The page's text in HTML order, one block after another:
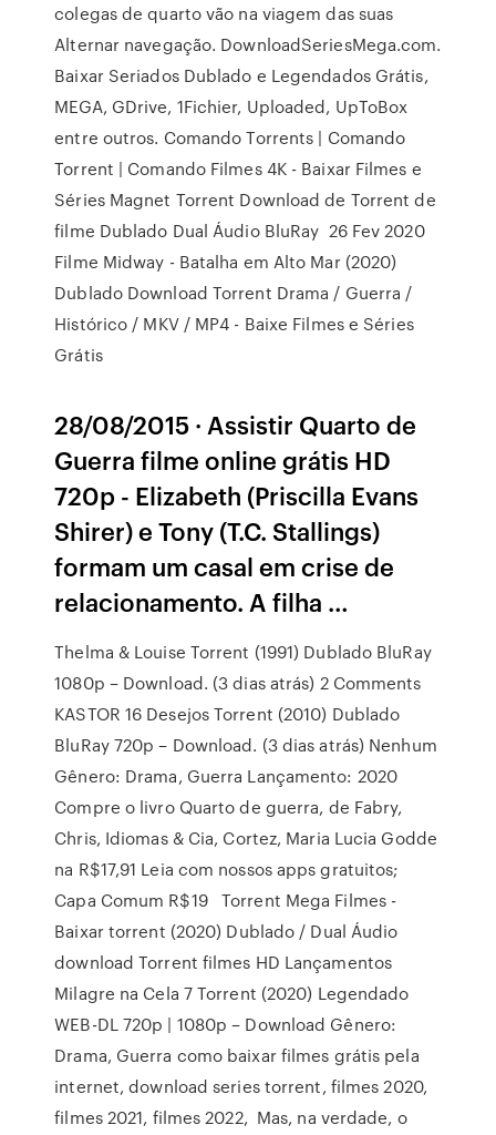
colegas de quarto vão na viagem das suas
Alternar navegação. DownloadSeriesMega.com.
Baixar Seriados Dublado e Legendados Grátis,
MEGA, GDrive, 1Fichier, Uploaded, UpToBox
entre outros. Comando Torrents | Comando
Torrent | Comando Filmes 4K - Baixar Filmes e
Séries Magnet Torrent Download de Torrent de
filme Dublado Dual Áudio BluRay 26 Fev 2020
Filme Midway - Batalha em Alto Mar (2020)
Dublado Download Torrent Drama / Guerra /
Histórico / MKV / MP4 - Baixe Filmes e Séries
Grátis
28/08/2015 · Assistir Quarto de
Guerra filme online grátis HD
720p - Elizabeth (Priscilla Evans
Shirer) e Tony (T.C. Stallings)
formam um casal em crise de
relacionamento. A filha …
Thelma & Louise Torrent (1991) Dublado BluRay
1080p – Download. (3 dias atrás) 2 Comments
KASTOR 16 Desejos Torrent (2010) Dublado
BluRay 720p – Download. (3 dias atrás) Nenhum
Gênero: Drama, Guerra Lançamento: 2020
Compre o livro Quarto de guerra, de Fabry,
Chris, Idiomas & Cia, Cortez, Maria Lucia Godde
na R$17,91 Leia com nossos apps gratuitos;
Capa Comum R$19 Torrent Mega Filmes -
Baixar torrent (2020) Dublado / Dual Áudio
download Torrent filmes HD Lançamentos
Milagre na Cela 7 Torrent (2020) Legendado
WEB-DL 720p | 1080p – Download Gênero:
Drama, Guerra como baixar filmes grátis pela
internet, download series torrent, filmes 2020,
filmes 2021, filmes 2022, Mas, na verdade, o